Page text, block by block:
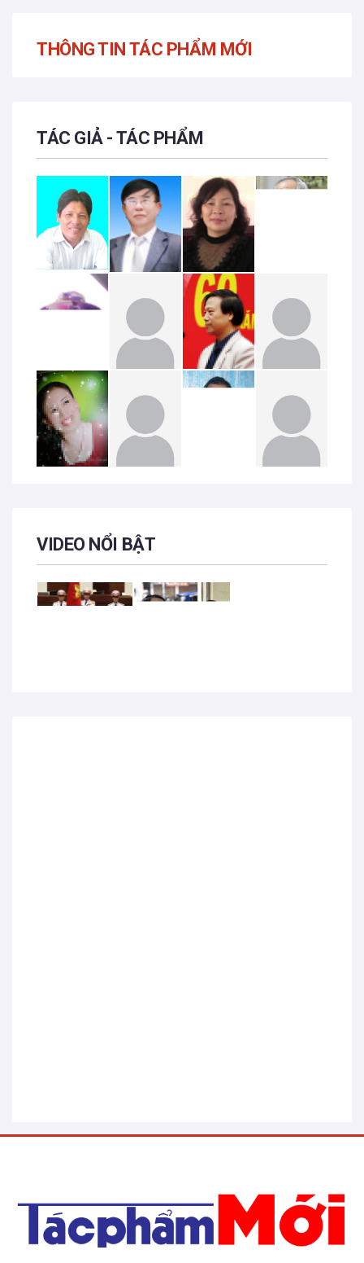
THÔNG TIN TÁC PHẨM MỚI
TÁC GIẢ - TÁC PHẨM
VIDEO NỔI BẬT